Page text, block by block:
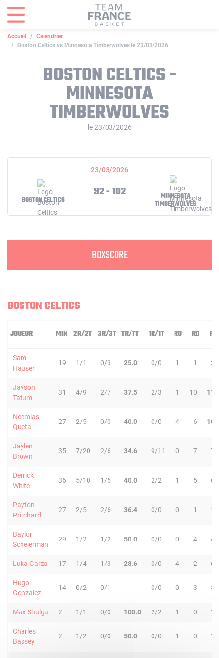
Accueil
Calendrier
Boston Celtics vs Minnesota Timberwolves le 23/03/2026
BOSTON CELTICS -
MINNESOTA
TIMBERWOLVES
le 23/03/2026
23/03/2026
BOSTON CELTICS
92 - 102
MINNESOTA
TIMBERWOLVES
BOXSCORE
BOSTON CELTICS
JOUEUR MIN 2R/2T 3R/3T TR/TT 1R/1T RO RD RT
Sam
Hauser
19 1/1 0/3 25.0 0/0 1 1 2
Jayson
Tatum
31 4/9 2/7 37.5 2/3 1 10 11
Neemias
Queta
27 2/5 0/0 40.0 0/0 4 6 10
Jaylen
Brown
35 7/20 2/6 34.6 9/11 0 7 7
Derrick
White
36 5/10 1/5 40.0 2/2 1 5 6
Payton
Pritchard
27 2/5 2/6 36.4 0/0 0 1 1
Baylor
Scheierman
29 1/2 1/2 50.0 0/0 0 4 4
Luka Garza 17 1/4 1/3 28.6 0/0 4 2 6
Hugo
Gonzalez
14 0/2 0/1 - 0/0 0 3 3
Max Shulga 2 1/1 0/0 100.0 2/2 1 0 1
Charles
Bassey
2 1/2 0/0 50.0 0/0 1 0 1
Panneau de gestion des cookies